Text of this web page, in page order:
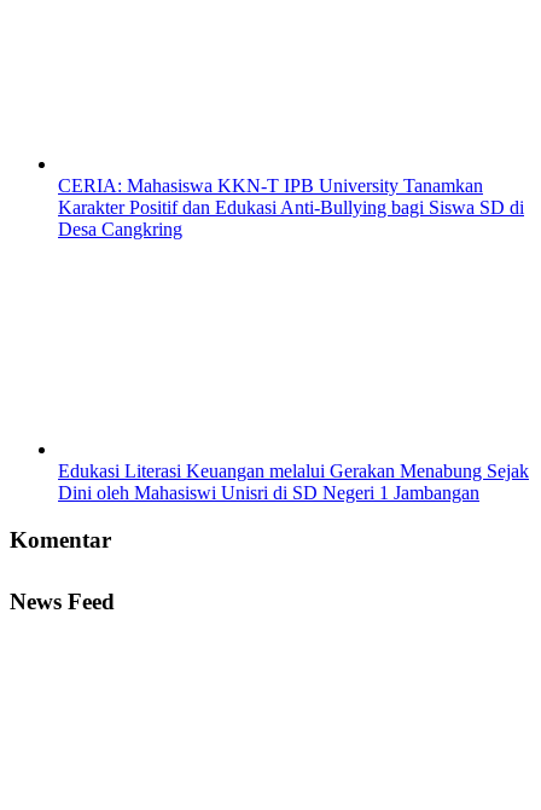
CERIA: Mahasiswa KKN-T IPB University Tanamkan
Karakter Positif dan Edukasi Anti-Bullying bagi Siswa SD di
Desa Cangkring
Edukasi Literasi Keuangan melalui Gerakan Menabung Sejak
Dini oleh Mahasiswi Unisri di SD Negeri 1 Jambangan
Komentar
News Feed